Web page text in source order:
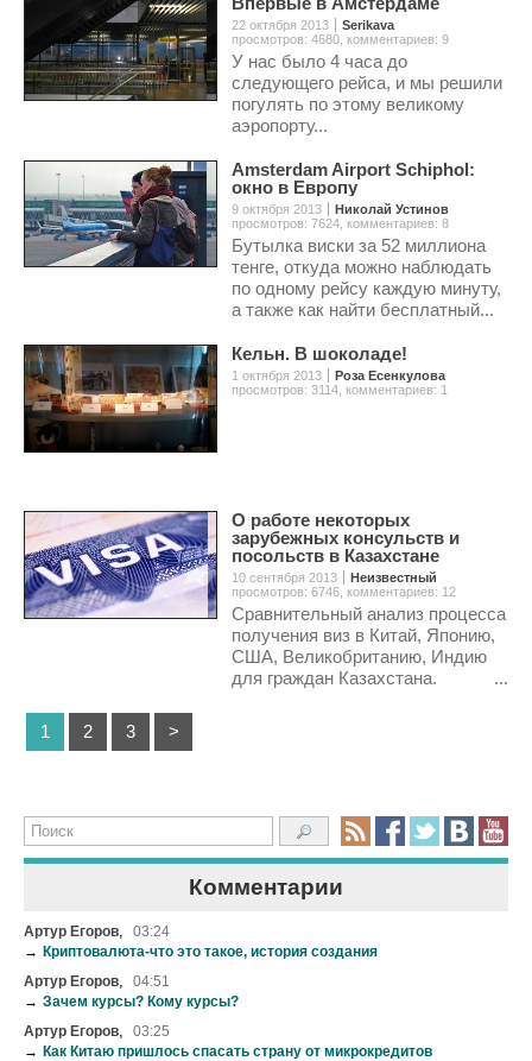
Комментарии
Артур Егоров, 03:24
→
Криптовалюта-что это такое, история создания
Артур Егоров, 04:51
→ Зачем курсы? Кому курсы?
Артур Егоров, 03:25
→
Как Китаю пришлось спасать страну от микрокредитов
22 октября 2013
Serikava
просмотров: 4680, комментариев: 9
У нас было 4 часа до
следующего рейса, и мы решили
погулять по этому великому
аэропорту...
Amsterdam Airport Schiphol:
окно в Европу
9 октября 2013
Николай Устинов
просмотров: 7624, комментариев: 8
Бутылка виски за 52 миллиона
тенге, откуда можно наблюдать
по одному рейсу каждую минуту,
а также как найти бесплатный...
Кельн. В шоколаде!
1 октября 2013
Роза Есенкулова
просмотров: 3114, комментариев: 1
О работе некоторых
зарубежных консульств и
посольств в Казахстане
10 сентября 2013
Неизвестный
просмотров: 6746, комментариев: 12
Сравнительный анализ процесса
получения виз в Китай, Японию,
США, Великобританию, Индию
для граждан Казахстана. ...
1 2 3 >